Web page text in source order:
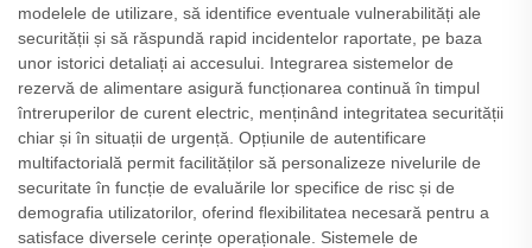
modelele de utilizare, să identifice eventuale vulnerabilități ale
securității și să răspundă rapid incidentelor raportate, pe baza
unor istorici detaliați ai accesului. Integrarea sistemelor de
rezervă de alimentare asigură funcționarea continuă în timpul
întreruperilor de curent electric, menținând integritatea securității
chiar și în situații de urgență. Opțiunile de autentificare
multifactorială permit facilităților să personalizeze nivelurile de
securitate în funcție de evaluările lor specifice de risc și de
demografia utilizatorilor, oferind flexibilitatea necesară pentru a
satisface diversele cerințe operaționale. Sistemele de